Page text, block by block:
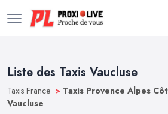
Liste des Taxis Vaucluse
Taxis France > Taxis Provence Alpes
Vaucluse